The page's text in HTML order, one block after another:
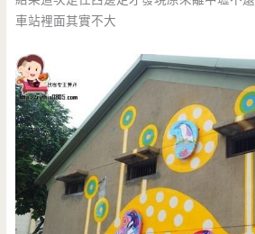
車站裡面其實不大